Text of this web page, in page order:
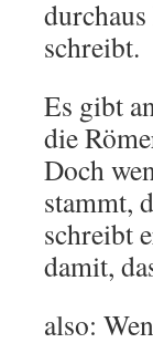
schreibt.
Es gibt
die
Doch
stammt,
schreibt
damit,
also: